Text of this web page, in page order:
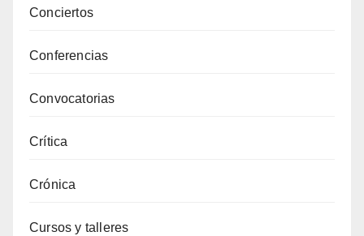
Conciertos
Conferencias
Convocatorias
Crítica
Crónica
Cursos y talleres